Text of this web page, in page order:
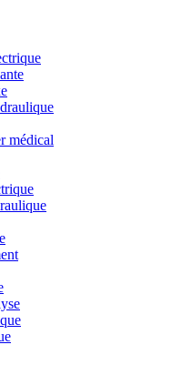
médical